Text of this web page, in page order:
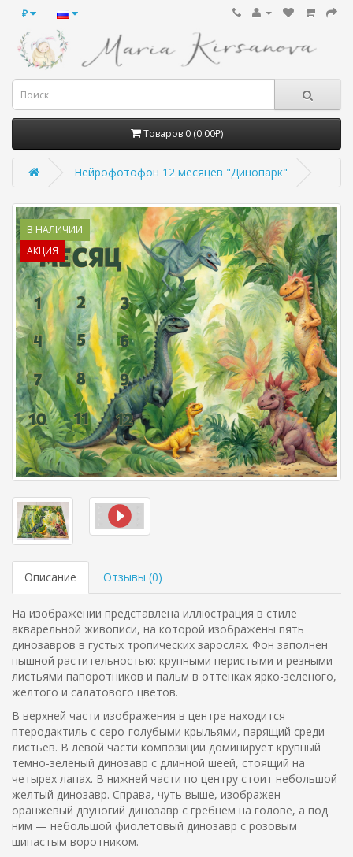
₽
Товаров 0 (0.00₽)
Нейрофотофон 12 месяцев "Динопарк"
В НАЛИЧИИ
АКЦИЯ
Описание Отзывы (0)
На изображении представлена иллюстрация в стиле
акварельной живописи, на которой изображены пять
динозавров в густых тропических зарослях. Фон заполнен
пышной растительностью: крупными перистыми и резными
листьями папоротников и пальм в оттенках ярко-зеленого,
желтого и салатового цветов.
В верхней части изображения в центре находится
птеродактиль с серо-голубыми крыльями, парящий среди
листьев. В левой части композиции доминирует крупный
темно-зеленый динозавр с длинной шеей, стоящий на
четырех лапах. В нижней части по центру стоит небольшой
желтый динозавр. Справа, чуть выше, изображен
оранжевый двуногий динозавр с гребнем на голове, а под
ним — небольшой фиолетовый динозавр с розовым
шипастым воротником.